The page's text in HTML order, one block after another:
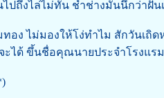
ปถึงไล่ไม่ทัน ช้ำช่างมันนึกว่าฝัน
อง ไม่มองให้โง่ทำไม สักวันเถิด
ะได้ ขึ้นชื่อคุณนายประจำโรงแรม